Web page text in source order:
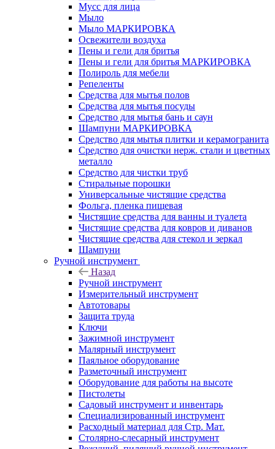
Мусс для лица
Мыло
Мыло МАРКИРОВКА
Освежители воздуха
Пены и гели для бритья
Пены и гели для бритья МАРКИРОВКА
Полироль для мебели
Репеленты
Средства для мытья полов
Средства для мытья посуды
Средство для мытья бань и саун
Шампуни МАРКИРОВКА
Средство для мытья плитки и керамогранита
Средство для очистки нерж. стали и цветных
металло
Средство для чистки труб
Стиральные порошки
Универсальные чистящие средства
Фольга, пленка пищевая
Чистящие средства для ванны и туалета
Чистящие средства для ковров и диванов
Чистящие средства для стекол и зеркал
Шампуни
Ручной инструмент
Назад
Ручной инструмент
Измерительный инструмент
Автотовары
Защита труда
Ключи
Зажимной инструмент
Малярный инструмент
Паяльное оборудование
Разметочный инструмент
Оборудование для работы на высоте
Пистолеты
Садовый инструмент и инвентарь
Специализированный инструмент
Расходный материал для Стр. Мат.
Столярно-слесарный инструмент